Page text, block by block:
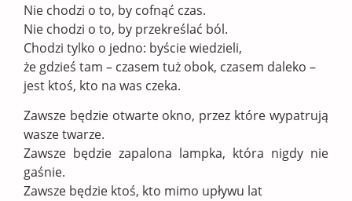
Nie chodzi o to, by cofnąć czas.
Nie chodzi o to, by przekreślać ból.
Chodzi tylko o jedno: byście wiedzieli,
że gdzieś tam – czasem tuż obok, czasem daleko –
jest ktoś, kto na was czeka.
Zawsze będzie otwarte okno, przez które wypatrują
wasze twarze.
Zawsze będzie zapalona lampka, która nigdy nie
gaśnie.
Zawsze będzie ktoś, kto mimo upływu lat